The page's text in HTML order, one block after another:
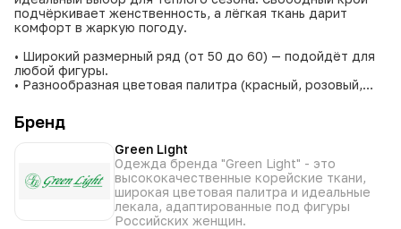
подчёркивает женственность, а лёгкая ткань дарит
комфорт в жаркую погоду.
• Широкий размерный ряд (от 50 до 60) — подойдёт для
любой фигуры.
• Разнообразная цветовая палитра (красный, розовый,
• Практичный фасон — сочетает удобство и элегантность.
• Универсальный дизайн — подойдёт для разных
жизненных ситуаций.
Обновите летний гардероб с платьем от Green Light.
Бренд
Green Light
Одежда бренда "Green Light" - это
высококачественные корейские ткани,
широкая цветовая палитра и идеальные
лекала, адаптированные под фигуры
Российских женщин.